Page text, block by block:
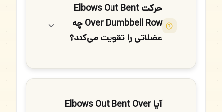
حرکت Elbows Out Bent
Over Dumbbell Row چه
عضلاتی را تقویت می‌کند؟
آیا Elbows Out Bent Over